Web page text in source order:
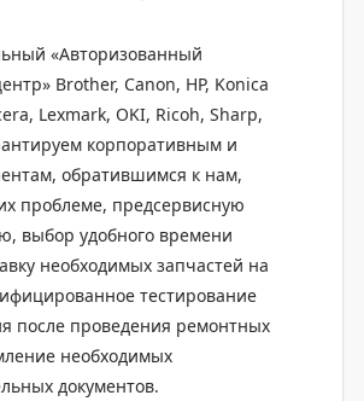
«Авторизованный
Brother, Canon, HP, Konica
Lexmark, OKI, Ricoh, Sharp,
корпоративным и
обратившимся к нам,
проблеме, предсервисную
выбор удобного времени
необходимых запчастей на
тестирование
после проведения ремонтных
необходимых
документов.